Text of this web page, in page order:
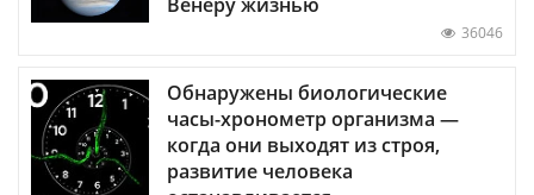
36046
Обнаружены биологические
часы-хронометр организма —
когда они выходят из строя,
развитие человека